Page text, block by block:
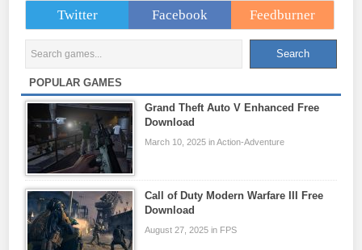
Twitter Facebook Feedburner
POPULAR GAMES
Grand Theft Auto V Enhanced Free
Download
March 10, 2025 in Action-Adventure
Call of Duty Modern Warfare III Free
Download
August 27, 2025 in FPS